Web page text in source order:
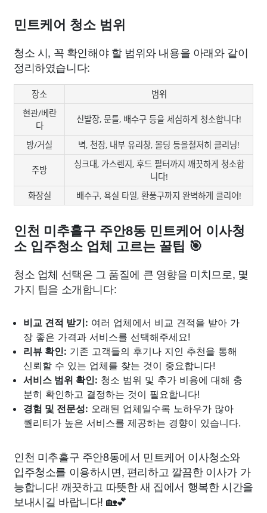
민트케어 청소 범위
청소 시, 꼭 확인해야 할 범위와 내용을 아래와 같이
정리하였습니다:
장소
범위
현관/베란
다
신발장, 문틀, 배수구 등을 세심하게 청소합니다!
방/거실 벽, 천장, 내부 유리창, 몰딩 등을철저히 클리닝!
주방
싱크대, 가스렌지, 후드 필터까지 깨끗하게 청소합
니다!
화장실
배수구, 욕실 타일, 환풍구까지 완벽하게 클리어!
인천 미추홀구 주안8동 민트케어 이사청
소 입주청소 업체 고르는 꿀팁 🎯
청소 업체 선택은 그 품질에 큰 영향을 미치므로, 몇
가지 팁을 소개합니다:
비교 견적 받기: 여러 업체에서 비교 견적을 받아 가
장 좋은 가격과 서비스를 선택해주세요!
리뷰 확인: 기존 고객들의 후기나 지인 추천을 통해
신뢰할 수 있는 업체를 찾는 것이 중요합니다!
서비스 범위 확인: 청소 범위 및 추가 비용에 대해 충
분히 확인하고 결정하는 것이 필요합니다!
경험 및 전문성: 오래된 업체일수록 노하우가 많아
퀄리티가 높은 서비스를 제공하는 경향이 있습니다.
인천 미추홀구 주안8동에서 민트케어 이사청소와
입주청소를 이용하시면, 편리하고 깔끔한 이사가 가
능합니다! 깨끗하고 따뜻한 새 집에서 행복한 시간을
보내시길 바랍니다! 🏡💕